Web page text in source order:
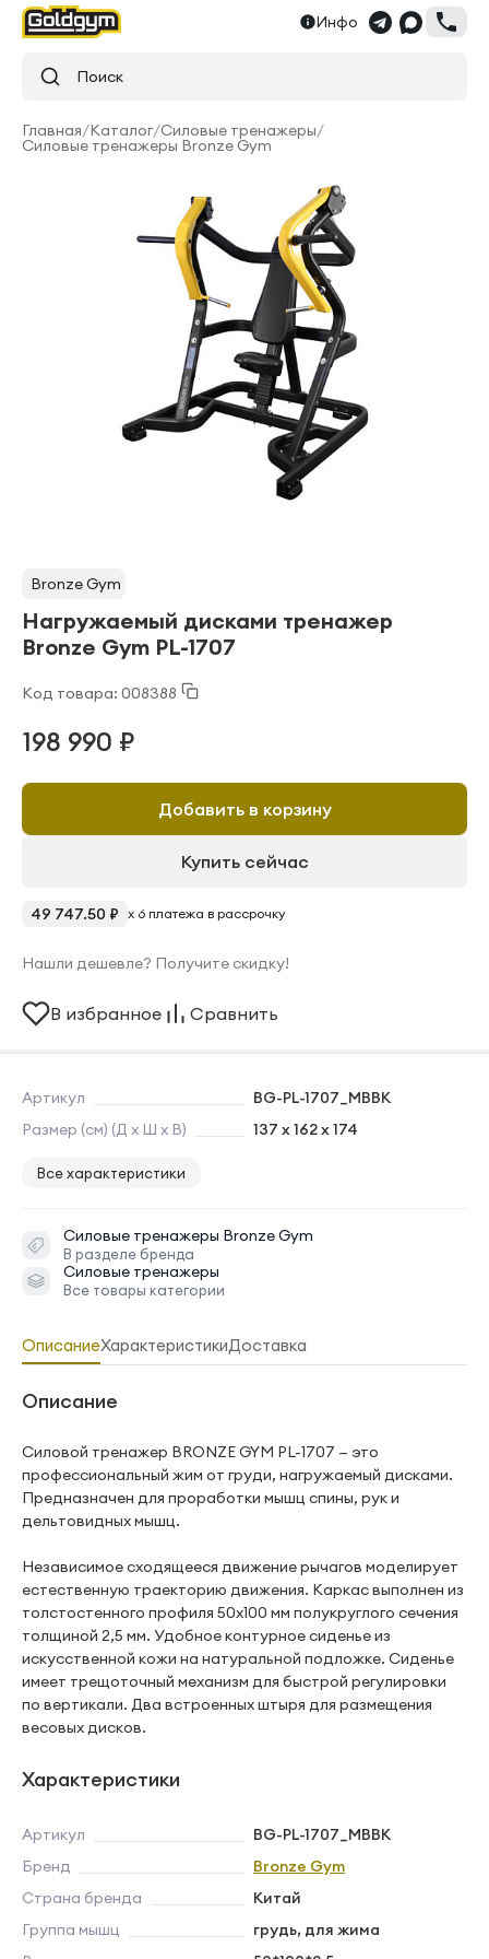
Инфо
Поиск
Главная/Каталог/Силовые тренажеры/
Силовые тренажеры Bronze Gym
Bronze Gym
Нагружаемый дисками тренажер
Bronze Gym PL-1707
Код товара: 008388
Артикул
BG-PL-1707_MBBK
Размер (см) (Д х Ш х В)
137 х 162 х 174
Все характеристики
Силовые тренажеры Bronze Gym
В разделе бренда
Силовые тренажеры
Все товары категории
198 990 ₽
Добавить в корзину
Купить сейчас
49 747.50 ₽ x 6 платежа в рассрочку
Нашли дешевле? Получите скидку!
В избранное Сравнить
ОписаниеХарактеристикиДоставка
Описание
Силовой тренажер BRONZE GYM PL-1707 — это
профессиональный жим от груди, нагружаемый дисками.
Предназначен для проработки мышц спины, рук и
дельтовидных мышц.
Независимое сходящееся движение рычагов моделирует
естественную траекторию движения. Каркас выполнен из
толстостенного профиля 50х100 мм полукруглого сечения
толщиной 2,5 мм. Удобное контурное сиденье из
искусственной кожи на натуральной подложке. Сиденье
имеет трещоточный механизм для быстрой регулировки
по вертикали. Два встроенных штыря для размещения
весовых дисков.
Характеристики
Артикул
BG-PL-1707_MBBK
Бренд
Bronze Gym
Страна бренда
Китай
Группа мышц
грудь, для жима